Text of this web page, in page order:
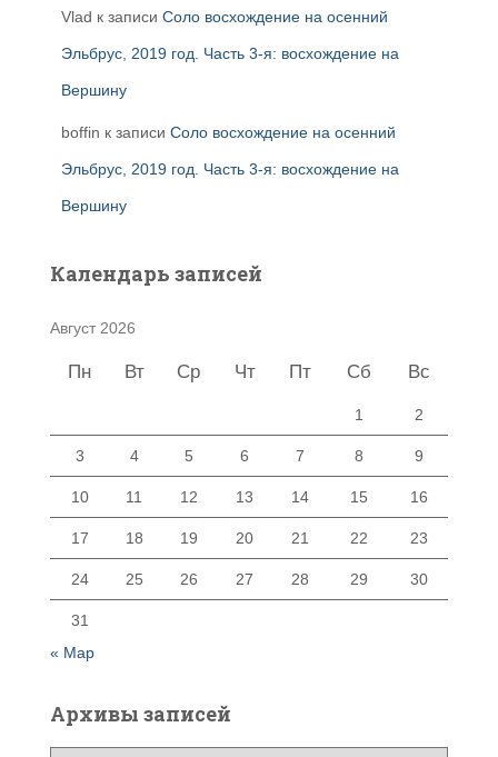
Vlad к записи Соло восхождение на осенний
Эльбрус, 2019 год. Часть 3-я: восхождение на
Вершину
boffin к записи Соло восхождение на осенний
Эльбрус, 2019 год. Часть 3-я: восхождение на
Вершину
Календарь записей
Август 2026
Пн Вт Ср Чт Пт Сб Вс
1 2
3 4 5 6 7 8 9
10 11 12 13 14 15 16
17 18 19 20 21 22 23
24 25 26 27 28 29 30
31
« Мар
Архивы записей